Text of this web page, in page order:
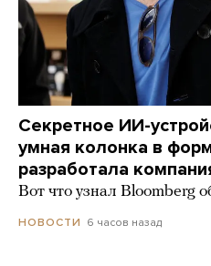
Секретное ИИ-
умная колонка в
разработала
Вот что узнал Bloomberg
НОВОСТИ 6 часов назад